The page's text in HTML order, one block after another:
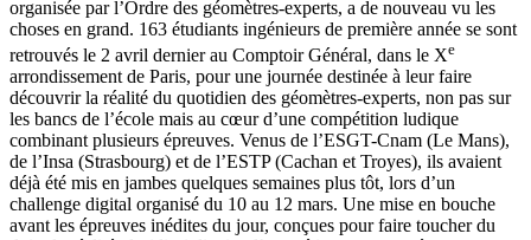
organisée par l’Ordre des géomètres-experts, a de nouveau vu les
choses en grand. 163 étudiants ingénieurs de première année se sont
retrouvés le 2 avril dernier au Comptoir Général, dans le Xe
arrondissement de Paris, pour une journée destinée à leur faire
découvrir la réalité du quotidien des géomètres-experts, non pas sur
les bancs de l’école mais au cœur d’une compétition ludique
combinant plusieurs épreuves. Venus de l’ESGT-Cnam (Le Mans),
de l’Insa (Strasbourg) et de l’ESTP (Cachan et Troyes), ils avaient
déjà été mis en jambes quelques semaines plus tôt, lors d’un
challenge digital organisé du 10 au 12 mars. Une mise en bouche
avant les épreuves inédites du jour, conçues pour faire toucher du